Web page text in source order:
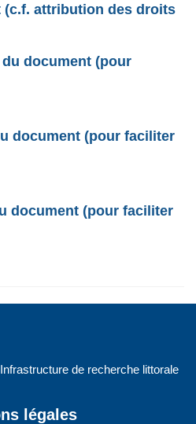
(c.f. attribution des droits
document (pour
document (pour faciliter
document (pour faciliter
Infrastructure de recherche littorale
légales